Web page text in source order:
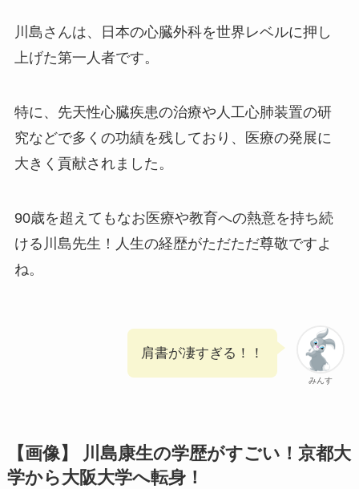
川島さんは、日本の心臓外科を世界レベルに押し
上げた第一人者です。
特に、先天性心臓疾患の治療や人工心肺装置の研
究などで多くの功績を残しており、医療の発展に
大きく貢献されました。
90歳を超えてもなお医療や教育への熱意を持ち続
ける川島先生！人生の経歴がただただ尊敬ですよ
ね。
みんす
肩書が凄すぎる！！
【画像】 川島康生の学歴がすごい！京都大
学から大阪大学へ転身！